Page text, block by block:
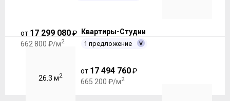
от 17 299 080₽
662 800 ₽/м2
Квартиры-Студии
1 предложение
26.3 м2
от 17 494 760₽
665 200 ₽/м2